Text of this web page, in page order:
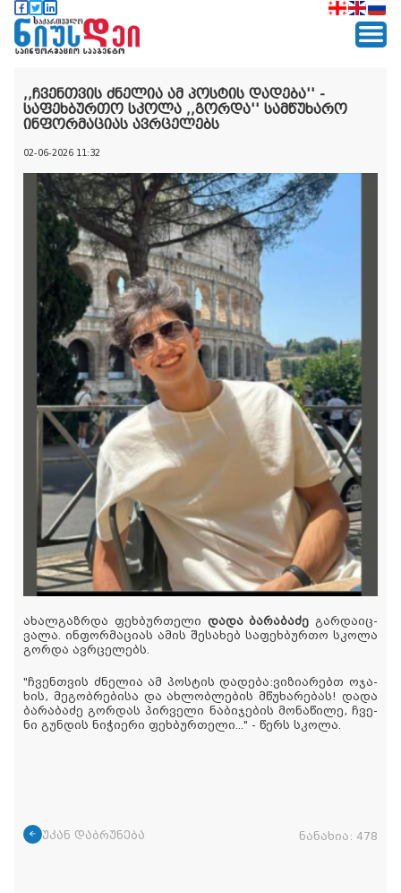
,,ჩვენთვის ძნელია ამ პოსტის დადება'' -
საფეხბურთო სკოლა ,,გორდა'' სამწუხარო
ინფორმაციას ავრცელებს
02-06-2026 11:32
ახალ­გაზ­რდა ფეხ­ბურ­თე­ლი დადა ბა­რა­ბა­ძე გარ­და­იც­
ვა­ლა. ინ­ფორ­მა­ცი­ას ამის შე­სა­ხებ სა­ფეხ­ბურ­თო სკო­ლა
გორ­და ავ­რცე­ლებს.
"ჩვენ­თვის ძნე­ლია ამ პოს­ტის და­დე­ბა:ვი­ზი­ა­რებთ ოჯა­
ხის, მე­გობ­რე­ბი­სა და ახ­ლობ­ლე­ბის მწუ­ხა­რე­ბას! დადა
ბა­რა­ბა­ძე გორ­დას პირ­ვე­ლი ნა­ბი­ჯე­ბის მო­ნა­წი­ლე, ჩვე­
ნი გუნ­დის ნი­ჭი­ე­რი ფეხ­ბურ­თე­ლი..." - წერს სკო­ლა.
უკან დაბრუნება ნანახია: 478